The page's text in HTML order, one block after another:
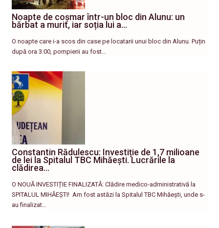
Noapte de coșmar într-un bloc din Alunu: un
bărbat a murit, iar soția lui a…
O noapte care i-a scos din case pe locatarii unui bloc din Alunu. Puțin
după ora 3:00, pompierii au fost…
Constantin Rădulescu: Investiție de 1,7 milioane
de lei la Spitalul TBC Mihăești. Lucrările la
clădirea…
O NOUĂ INVESTIȚIE FINALIZATĂ: Clădire medico-administrativă la
SPITALUL MIHĂEȘTI! ​ Am fost astăzi la Spitalul TBC Mihăești, unde s-
au finalizat…